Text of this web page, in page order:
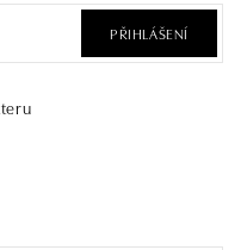
PŘIHLÁŠENÍ